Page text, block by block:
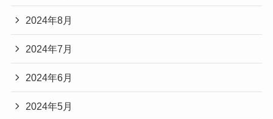
2024年8月
2024年7月
2024年6月
2024年5月